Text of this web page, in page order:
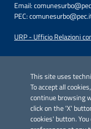
This site uses
To accept all
continue browsing
click on the 'X'
cookies' button.
Email:
PEC:
URP - Ufficio Relazioni
Azione 2.3.